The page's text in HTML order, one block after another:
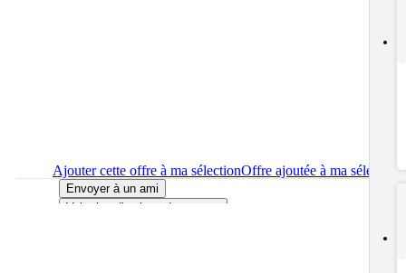
Ajouter cette offre à ma sélectionOffre ajoutée à ma sélection
Envoyer à un ami
Voir plus d'options de partage